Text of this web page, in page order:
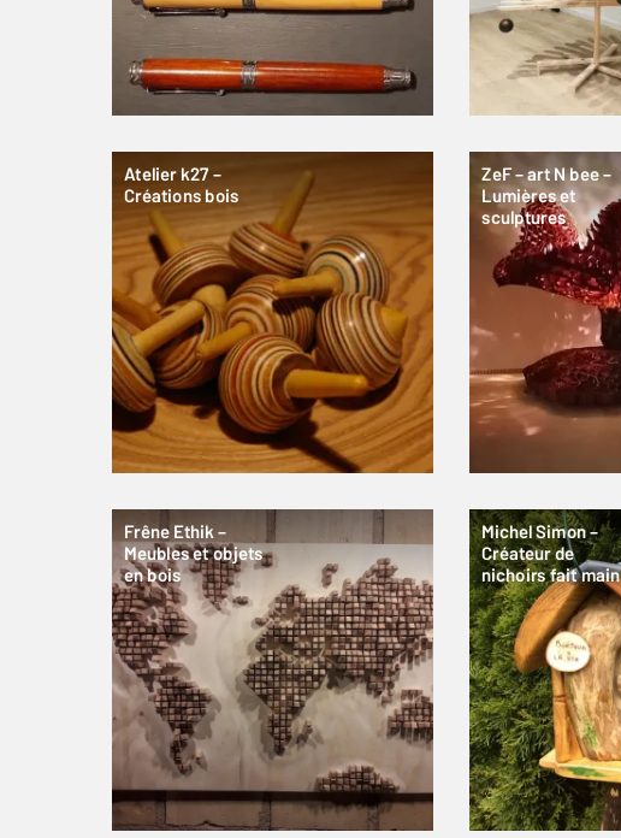
Atelier k27 –
Créations bois
ZeF – art N bee –
Lumières et
sculptures
Frêne Ethik –
Meubles et objets
en bois
Michel Simon –
Créateur de
nichoirs fait main